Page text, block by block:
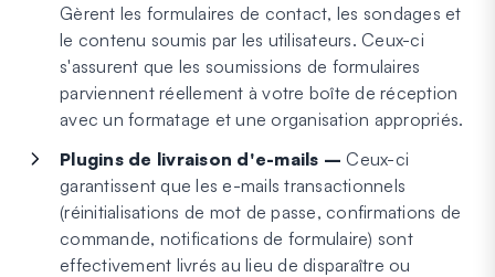
Gèrent les formulaires de contact, les sondages et
le contenu soumis par les utilisateurs. Ceux-ci
s'assurent que les soumissions de formulaires
parviennent réellement à votre boîte de réception
avec un formatage et une organisation appropriés.
Plugins de livraison d'e-mails – Ceux-ci
garantissent que les e-mails transactionnels
(réinitialisations de mot de passe, confirmations de
commande, notifications de formulaire) sont
effectivement livrés au lieu de disparaître ou